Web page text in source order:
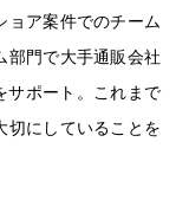
ョア案件でのチーム
部門で大手通販会社
サポート。これまで
切にしていることを